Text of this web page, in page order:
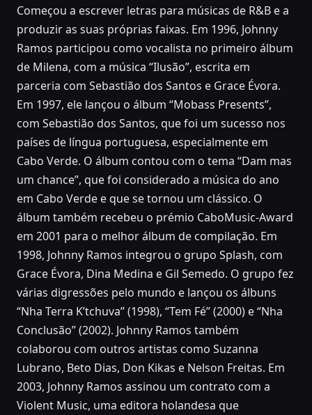
Começou a escrever letras para músicas de R&B e a
produzir as suas próprias faixas. Em 1996, Johnny
Ramos participou como vocalista no primeiro álbum
de Milena, com a música “Ilusão”, escrita em
parceria com Sebastião dos Santos e Grace Évora.
Em 1997, ele lançou o álbum “Mobass Presents”,
com Sebastião dos Santos, que foi um sucesso nos
países de língua portuguesa, especialmente em
Cabo Verde. O álbum contou com o tema “Dam mas
um chance”, que foi considerado a música do ano
em Cabo Verde e que se tornou um clássico. O
álbum também recebeu o prémio CaboMusic-Award
em 2001 para o melhor álbum de compilação. Em
1998, Johnny Ramos integrou o grupo Splash, com
Grace Évora, Dina Medina e Gil Semedo. O grupo fez
várias digressões pelo mundo e lançou os álbuns
“Nha Terra K’tchuva” (1998), “Tem Fé” (2000) e “Nha
Conclusão” (2002). Johnny Ramos também
colaborou com outros artistas como Suzanna
Lubrano, Beto Dias, Don Kikas e Nelson Freitas. Em
2003, Johnny Ramos assinou um contrato com a
Violent Music, uma editora holandesa que